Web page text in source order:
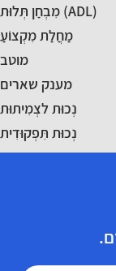
מִבְחַן תְּלוּת (ADL)
מַחֲלַת מִקְצוֹעַ
מוטב
מענק שארים
נְכוּת לצְמִיתוּת
נְכוּת תִּפְקוּדִית